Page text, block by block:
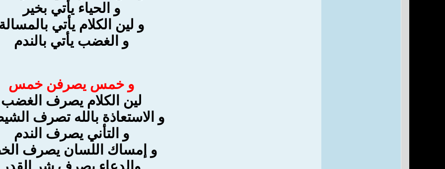
و الحياء يأتي بخير
و لين الكلام يأتي
و الغضب يأتي بالندم
و خمس يصرفن خمس
لين الكلام يصرف الغضب
و الاستعاذة بالله تصرف
و التأني يصرف الندم
و إمساك اللسان يصرف